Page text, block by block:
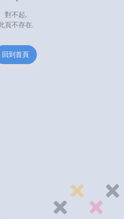
對不起,
頁不存在.
回到首頁